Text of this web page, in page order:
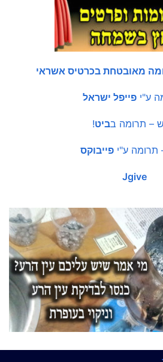
מאובטחת בכרטיס אשראי
ע"י פייפל ישראל
– תרומה בביט!
ע"י פייבוקס
Jgive